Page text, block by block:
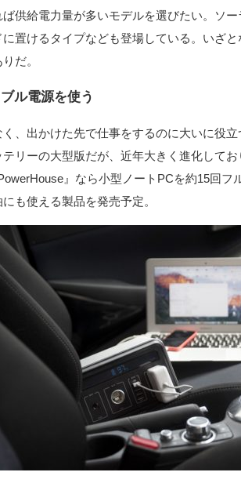
供給電力量が多いモデルを選びたい。ソ
に置けるタイプなども登場している。いざ
だ。
ル電源を使う
く、出かけた先で仕事をするのに大いに役
リーの大型版だが、近年大きく進化して
』なら小型ノートPCを約15回フ
も使える製品を発売予定。